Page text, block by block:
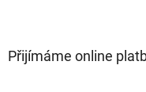
Přijímáme online